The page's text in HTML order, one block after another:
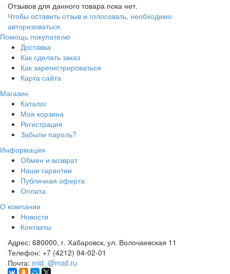
Отзывов для данного товара пока нет.
Чтобы оcтавить отзыв и голосовать, необходимо
авторизоваться.
Помощь покупателю
Доставка
Как сделать заказ
Как зарегистрироваться
Карта сайта
Магазин
Каталог
Моя корзина
Регистрация
Забыли пароль?
Информация
Обмен и возврат
Наши гарантии
Публичная оферта
Оплата
О компании
Новости
Контакты
Адрес: 680000, г. Хабаровск, ул. Волочаевская 11
Телефон: +7 (4212) 94-02-01
Почта: mid_@mail.ru